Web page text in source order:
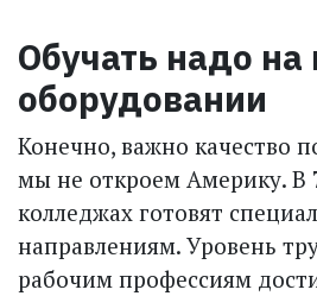
Обучать надо на
оборудовании
Конечно, важно качество
мы не откроем Америку. В
колледжах готовят
направлениям. Уровень
рабочим профессиям